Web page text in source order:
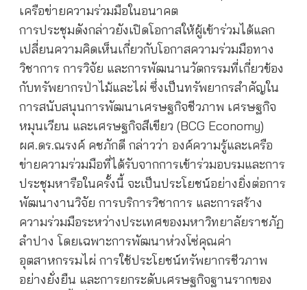
เครือข่ายความร่วมมือในอนาคต
การประชุมดังกล่าวยังเปิดโอกาสให้ผู้เข้าร่วมได้แลก
เปลี่ยนความคิดเห็นเกี่ยวกับโอกาสความร่วมมือทาง
วิชาการ การวิจัย และการพัฒนานวัตกรรมที่เกี่ยวข้อง
กับทรัพยากรป่าไม้และไผ่ ซึ่งเป็นทรัพยากรสำคัญใน
การสนับสนุนการพัฒนาเศรษฐกิจชีวภาพ เศรษฐกิจ
หมุนเวียน และเศรษฐกิจสีเขียว (BCG Economy)
ผศ.ดร.ณรงค์ คชภักดี กล่าวว่า องค์ความรู้และเครือ
ข่ายความร่วมมือที่ได้รับจากการเข้าร่วมอบรมและการ
ประชุมหารือในครั้งนี้ จะเป็นประโยชน์อย่างยิ่งต่อการ
พัฒนางานวิจัย การบริการวิชาการ และการสร้าง
ความร่วมมือระหว่างประเทศของมหาวิทยาลัยราชภัฏ
ลำปาง โดยเฉพาะการพัฒนาห่วงโซ่คุณค่า
อุตสาหกรรมไผ่ การใช้ประโยชน์ทรัพยากรชีวภาพ
อย่างยั่งยืน และการยกระดับเศรษฐกิจฐานรากของ